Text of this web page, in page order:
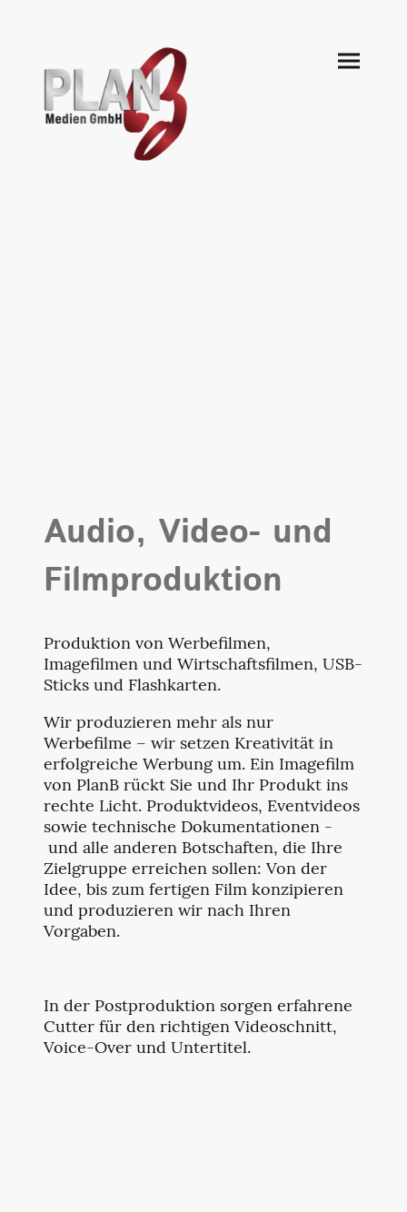
Audio, Video- und
Filmproduktion
Produktion von Werbefilmen,
Imagefilmen und Wirtschaftsfilmen, USB-
Sticks und Flashkarten.
Wir produzieren mehr als nur
Werbefilme – wir setzen Kreativität in
erfolgreiche Werbung um. Ein Imagefilm
von PlanB rückt Sie und Ihr Produkt ins
rechte Licht. Produktvideos, Eventvideos
sowie technische Dokumentationen -
und alle anderen Botschaften, die Ihre
Zielgruppe erreichen sollen: Von der
Idee, bis zum fertigen Film konzipieren
und produzieren wir nach Ihren
Vorgaben.
In der Postproduktion sorgen erfahrene
Cutter für den richtigen Videoschnitt,
Voice-Over und Untertitel.